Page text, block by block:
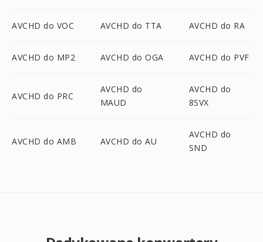
AVCHD do VOC AVCHD do TTA AVCHD do RA
AVCHD do MP2 AVCHD do OGA AVCHD do PVF
AVCHD do PRC
AVCHD do
MAUD
AVCHD do
8SVX
AVCHD do AMB AVCHD do AU
AVCHD do
SND